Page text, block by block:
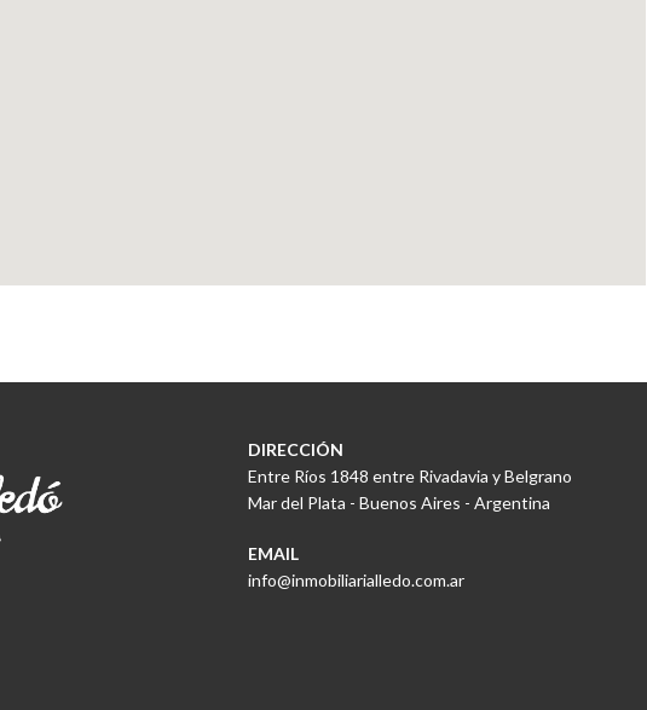
DIRECCIÓN
Entre Ríos 1848 entre Rivadavia y Belgrano
Mar del Plata - Buenos Aires - Argentina
EMAIL
info@inmobiliarialledo.com.ar